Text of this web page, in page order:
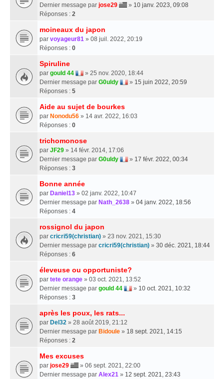
Dernier message par jose29 » 10 janv. 2023, 09:08
Réponses : 2
moineaux du japon
par voyageur81 » 08 juil. 2022, 20:19
Réponses : 0
Spiruline
par gould 44
» 25 nov. 2020, 18:44
Dernier message par G0uldy » 15 juin 2022, 20:59
Réponses : 5
Aide au sujet de bourkes
par Nonodu56 » 14 avr. 2022, 16:03
Réponses : 0
trichomonose
par JF29 » 14 févr. 2014, 17:06
Dernier message par G0uldy » 17 févr. 2022, 00:34
Réponses : 3
Bonne année
par Daniel13 » 02 janv. 2022, 10:47
Dernier message par Nath_2638 » 04 janv. 2022, 18:56
Réponses : 4
rossignol du japon
par cricri59(christian) » 23 nov. 2021, 15:30
Dernier message par cricri59(christian) » 30 déc. 2021, 18:44
Réponses : 6
éleveuse ou opportuniste?
par tete orange » 03 oct. 2021, 13:52
Dernier message par gould 44 » 10 oct. 2021, 10:32
Réponses : 3
après les poux, les rats...
par Del32 » 28 août 2019, 21:12
Dernier message par Bidoule » 18 sept. 2021, 14:15
Réponses : 2
Mes excuses
par jose29
» 06 sept. 2021, 22:00
Dernier message par Alex21 » 12 sept. 2021, 23:43